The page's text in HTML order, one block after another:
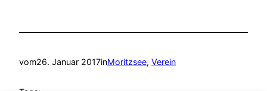
vom26. Januar 2017inMoritzsee, Verein